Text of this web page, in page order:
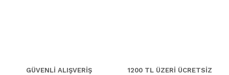
GÜVENLİ ALIŞVERİŞ
1200 TL ÜZERİ ÜCRETSİZ